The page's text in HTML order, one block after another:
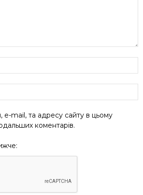
e-mail, та адресу сайту в цьому
коментарів.